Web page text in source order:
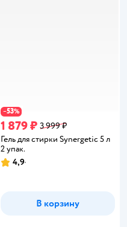
−53%
1 879 ₽ 3 999 ₽
Гель для стирки Synergetic 5 л
2 упак.
Рейтинг:
4,9
В корзину